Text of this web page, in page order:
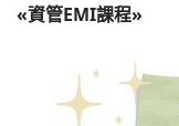
«資管EMI課程»